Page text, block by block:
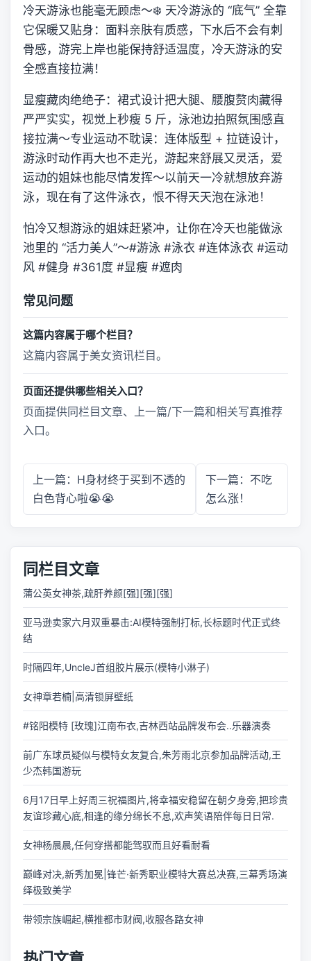
冷天游泳也能毫无顾虑～❄️ 天冷游泳的 “底气” 全靠
它保暖又贴身：面料亲肤有质感，下水后不会有刺
骨感，游完上岸也能保持舒适温度，冷天游泳的安
全感直接拉满！
显瘦藏肉绝绝子：裙式设计把大腿、腰腹赘肉藏得
严严实实，视觉上秒瘦 5 斤，泳池边拍照氛围感直
接拉满～专业运动不耽误：连体版型 + 拉链设计，
游泳时动作再大也不走光，游起来舒展又灵活，爱
运动的姐妹也能尽情发挥～以前天一冷就想放弃游
泳，现在有了这件泳衣，恨不得天天泡在泳池！
怕冷又想游泳的姐妹赶紧冲，让你在冷天也能做泳
池里的 “活力美人”～ #游泳 #泳衣 #连体泳衣 #运动
风 #健身 #361度 #显瘦 #遮肉
常见问题
这篇内容属于哪个栏目？
这篇内容属于美女资讯栏目。
页面还提供哪些相关入口？
页面提供同栏目文章、上一篇/下一篇和相关写真推荐
入口。
上一篇：H身材终于买到不透的
白色背心啦😭😭
下一篇：不吃
怎么涨！
同栏目文章
蒲公英女神茶,疏肝养颜[强][强][强]
亚马逊卖家六月双重暴击:AI模特强制打标,长标题时代正式终
结
时隔四年,UncleJ首组胶片展示(模特小淋子)
女神章若楠|高清锁屏壁纸
#铭阳模特 [玫瑰]江南布衣,吉林西站品牌发布会..乐器演奏
前广东球员疑似与模特女友复合,朱芳雨北京参加品牌活动,王
少杰韩国游玩
6月17日早上好周三祝福图片,将幸福安稳留在朝夕身旁,把珍贵
友谊珍藏心底,相逢的缘分绵长不息,欢声笑语陪伴每日日常.
女神杨晨晨,任何穿搭都能驾驭而且好看耐看
巅峰对决,新秀加冕|锋芒·新秀职业模特大赛总决赛,三幕秀场演
绎极致美学
带领宗族崛起,横推都市财阀,收服各路女神